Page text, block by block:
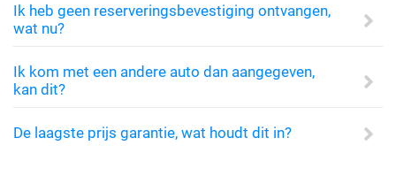
Ik heb geen reserveringsbevestiging ontvangen,
wat nu?
Ik kom met een andere auto dan aangegeven,
kan dit?
De laagste prijs garantie, wat houdt dit in?